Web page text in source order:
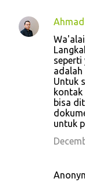
seperti
adalah
Untuk
kontak
bisa
untuk